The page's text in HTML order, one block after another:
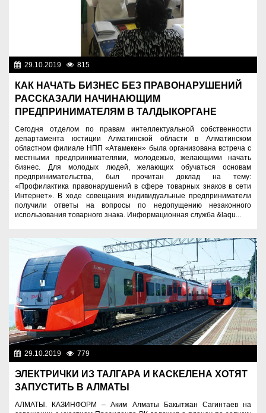
29.10.2019 815
КАК НАЧАТЬ БИЗНЕС БЕЗ ПРАВОНАРУШЕНИЙ
РАССКАЗАЛИ НАЧИНАЮЩИМ
ПРЕДПРИНИМАТЕЛЯМ В ТАЛДЫКОРГАНЕ
Сегодня отделом по правам интеллектуальной собственности
департамента юстиции Алматинской области в Алматинском
областном филиале НПП «Атамекен» была организована встреча с
местными предпринимателями, молодежью, желающими начать
бизнес. Для молодых людей, желающих обучаться основам
предпринимательства, был прочитан доклад на тему:
«Профилактика правонарушений в сфере товарных знаков в сети
Интернет». В ходе совещания индивидуальные предприниматели
получили ответы на вопросы по недопущению незаконного
использования товарного знака. Информационная служба &laqu...
29.10.2019 779
ЭЛЕКТРИЧКИ ИЗ ТАЛГАРА И КАСКЕЛЕНА ХОТЯТ
ЗАПУСТИТЬ В АЛМАТЫ
АЛМАТЫ. КАЗИНФОРМ – Аким Алматы Бакытжан Сагинтаев на